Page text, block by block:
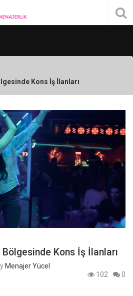
Kons İş İlanları
Kons İş İlanları
Menajer Yücel
102
0